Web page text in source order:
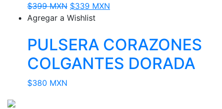
$399 MXN Original
price
$399 MXN.
$339 MXN
$339 MXN.
Agregar a Wishlist
PULSERA CORAZONES
COLGANTES DORADA
$380 MXN